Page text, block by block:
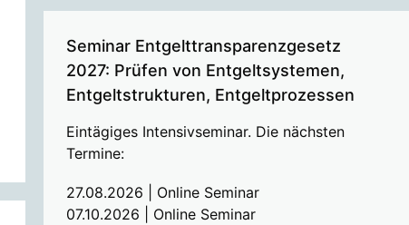
Seminar Entgelttransparenzgesetz
2027: Prüfen von Entgeltsystemen,
Entgeltstrukturen, Entgeltprozessen
Eintägiges Intensivseminar. Die nächsten
Termine:
27.08.2026 | Online Seminar
07.10.2026 | Online Seminar